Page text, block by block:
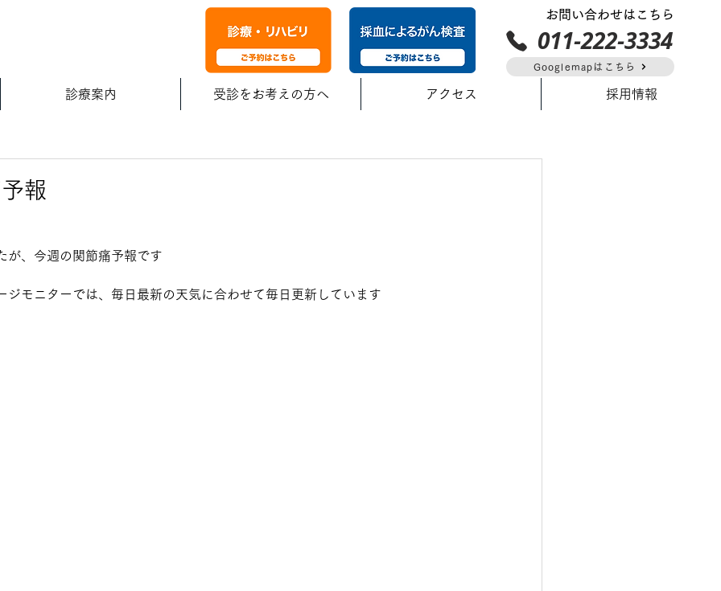
お問い合わせはこちら
011-222-3334
Googlemapはこちら
診療案内 受診をお考えの方へ アクセス 採用情報
報
が、今週の関節痛予報です
ジモニターでは、毎日最新の天気に合わせて毎日更新しています